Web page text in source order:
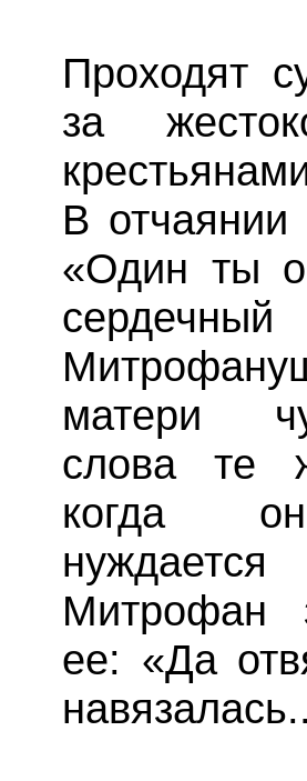
Проходят
за
В
«Один ты
матери
слова те
когда
Митрофан
ее: «Да